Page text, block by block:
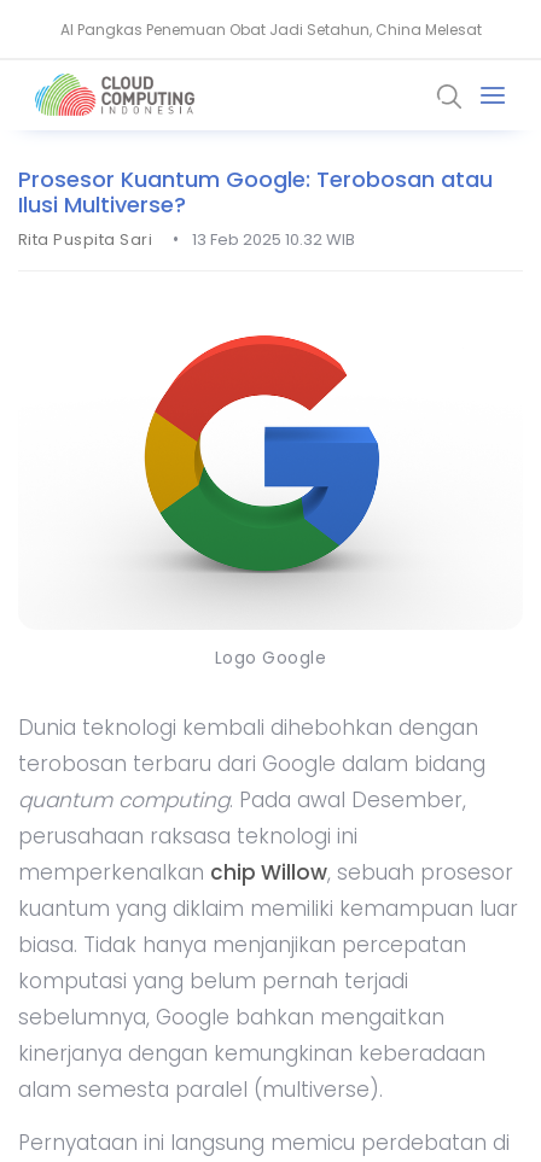
BeyondTrust Ungkap Bahaya Privileged Access bagi Perusahaan
Prosesor Kuantum Google: Terobosan atau
Ilusi Multiverse?
Rita Puspita Sari • 13 Feb 2025 10.32 WIB
Logo Google
Dunia teknologi kembali dihebohkan dengan
terobosan terbaru dari Google dalam bidang
quantum computing. Pada awal Desember,
perusahaan raksasa teknologi ini
memperkenalkan chip Willow, sebuah prosesor
kuantum yang diklaim memiliki kemampuan luar
biasa. Tidak hanya menjanjikan percepatan
komputasi yang belum pernah terjadi
sebelumnya, Google bahkan mengaitkan
kinerjanya dengan kemungkinan keberadaan
alam semesta paralel (multiverse).
Pernyataan ini langsung memicu perdebatan di